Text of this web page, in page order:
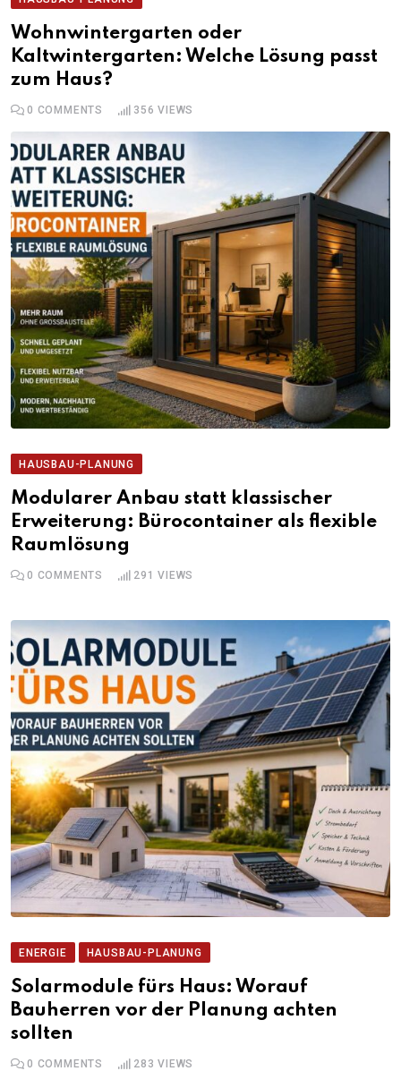
Wohnwintergarten oder
Kaltwintergarten: Welche Lösung passt
zum Haus?
0 COMMENTS 356 VIEWS
HAUSBAU-PLANUNG
Modularer Anbau statt klassischer
Erweiterung: Bürocontainer als flexible
Raumlösung
0 COMMENTS 291 VIEWS
ENERGIE HAUSBAU-PLANUNG
Solarmodule fürs Haus: Worauf
Bauherren vor der Planung achten
sollten
0 COMMENTS 283 VIEWS